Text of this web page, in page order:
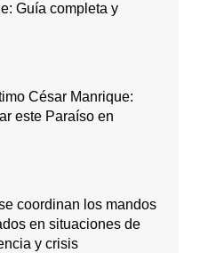
Guía completa y
César Manrique:
este Paraíso en
coordinan los mandos
en situaciones de
y crisis